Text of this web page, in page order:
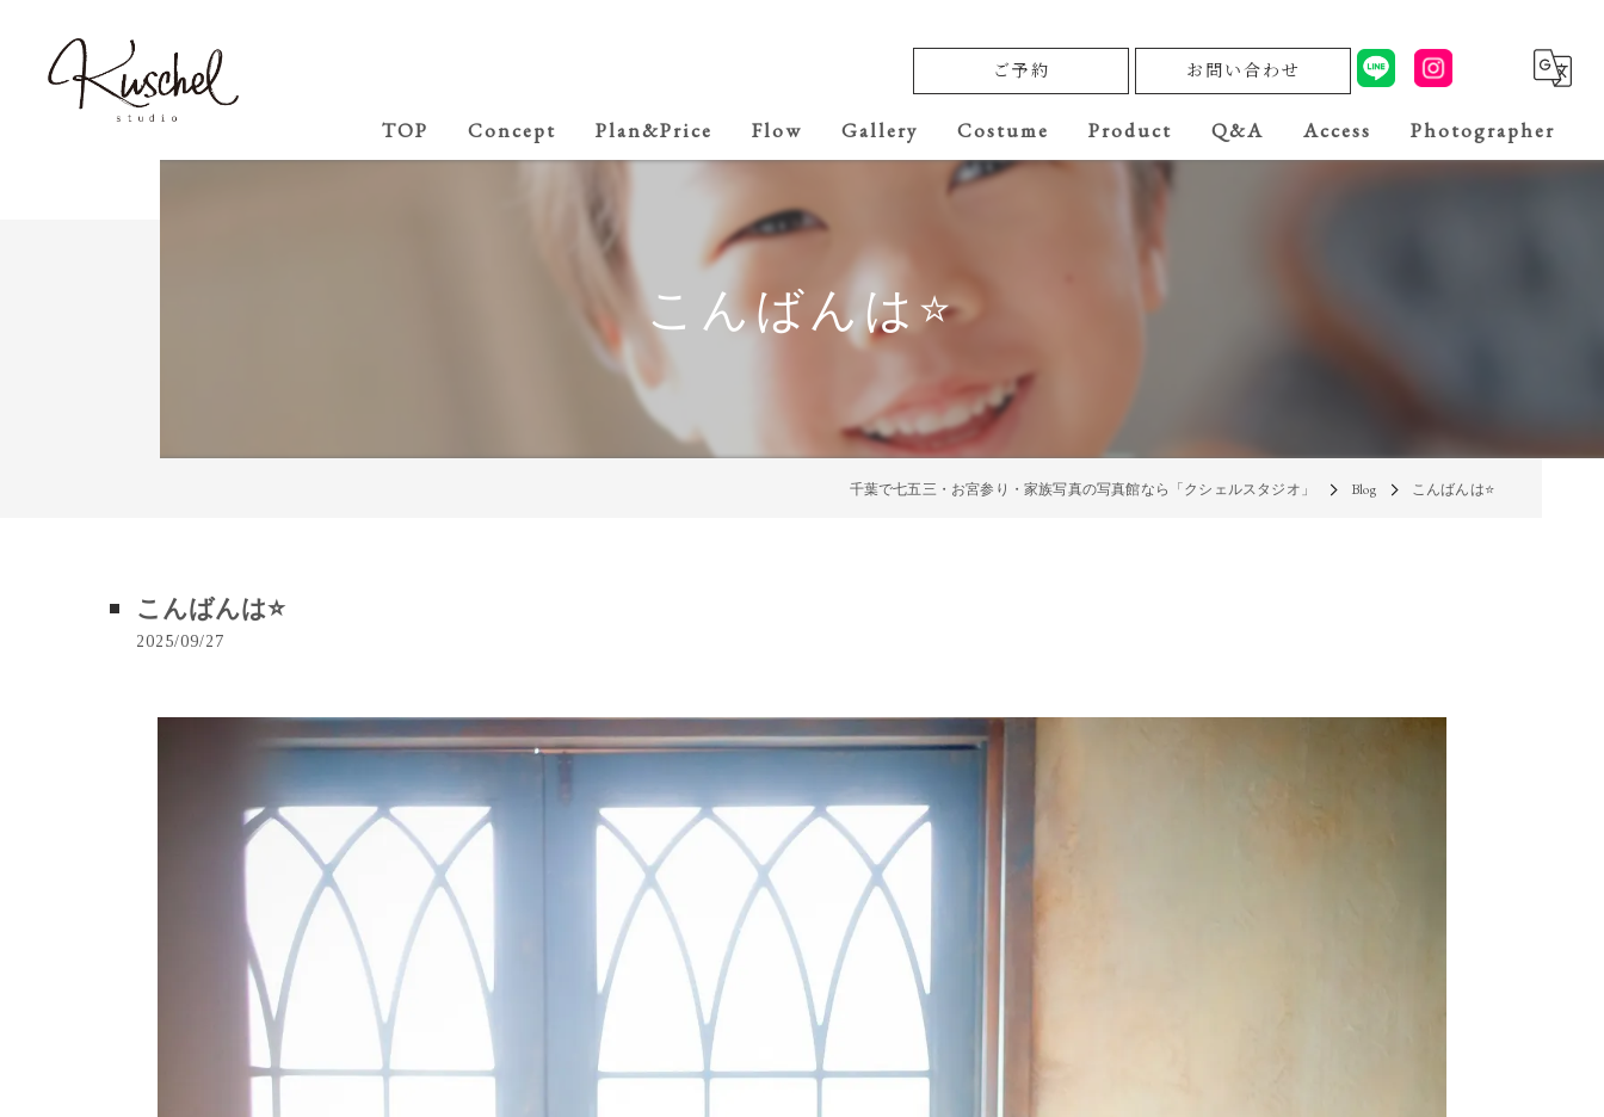
ご予約 お問い合わせ
TOP Concept Plan&Price
Baby
七五三
Anniversary
School ceremony
Family
Rental studio
Flow Gallery Costume Product Q&A Access Photographer
こんばんは⭐️
千葉で七五三・お宮参り・家族写真の写真館なら「クシェルスタジオ」 Blog こんばんは⭐️
こんばんは⭐️
2025/09/27